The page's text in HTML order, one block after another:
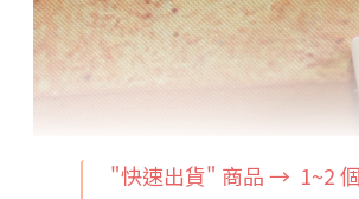
"快速出貨" 商品 → 1~2